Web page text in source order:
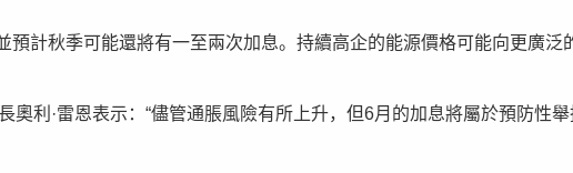
計秋季可能還將有一至兩次加息。持續高企的能源價格可能向更廣泛
奧利·雷恩表示：“儘管通脹風險有所上升，但6月的加息將屬於預防性